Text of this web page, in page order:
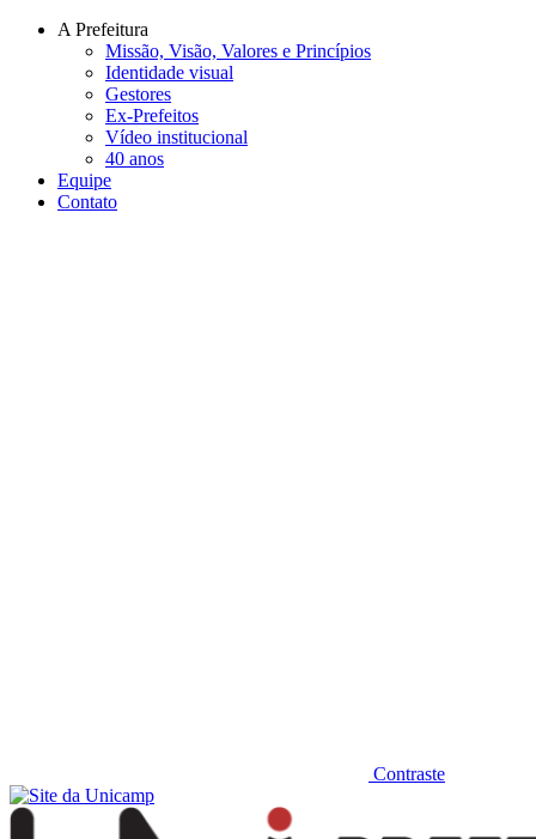
Conteúdo principal
A Prefeitura
Missão, Visão, Valores e Princípios
Identidade visual
Gestores
Ex-Prefeitos
Vídeo institucional
40 anos
Equipe
Contato
Contraste